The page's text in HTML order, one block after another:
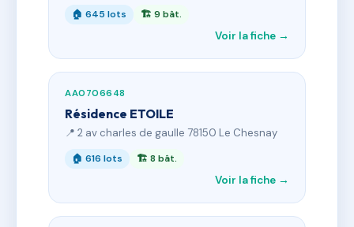
🏠 645 lots 🏗 9 bât.
Voir la fiche →
AA0706648
Résidence ETOILE
📍 2 av charles de gaulle 78150 Le Chesnay
🏠 616 lots 🏗 8 bât.
Voir la fiche →